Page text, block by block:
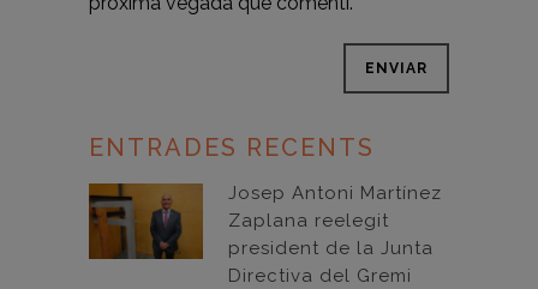
ENTRADES RECENTS
Josep Antoni Martínez
Zaplana reelegit
president de la Junta
Directiva del Gremi